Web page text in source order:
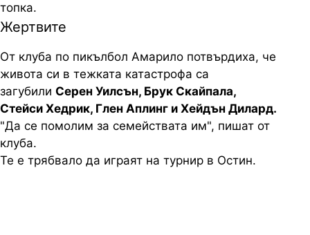
топка.
Жертвите
От клуба по пикълбол Амарило потвърдиха, че
живота си в тежката катастрофа са
загубили Серен Уилсън, Брук Скайпала,
Стейси Хедрик, Глен Аплинг и Хейдън Дилард.
"Да се помолим за семействата им", пишат от
клуба.
Те е трябвало да играят на турнир в Остин.